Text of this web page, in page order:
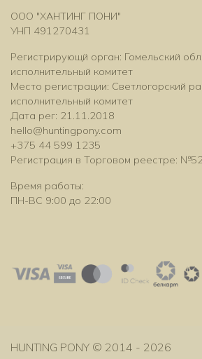
ООО "ХАНТИНГ ПОНИ"
УНП 491270431
Регистрирующй орган: Гомельский
исполнительный комитет
Место регистрации: Светлогорский
исполнительный комитет
Дата рег: 21.11.2018
hello@huntingpony.com
+375 44 599 1235
Регистрация в Торговом реестре:
Время работы:
ПН-ВС 9:00 до 22:00
HUNTING PONY © 2014 - 2026